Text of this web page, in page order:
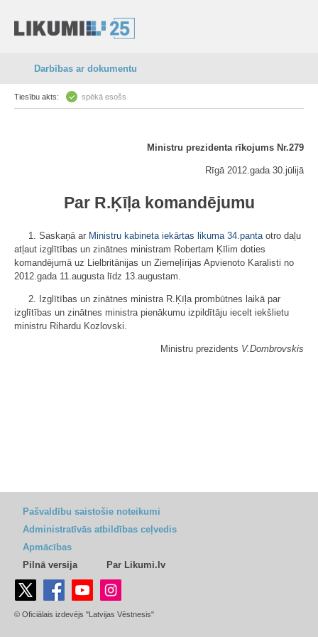
Darbības ar dokumentu
Tiesību akts: spēkā esošs
Ministru prezidenta rīkojums Nr.279
Rīgā 2012.gada 30.jūlijā
Par R.Ķīļa komandējumu
1. Saskaņā ar Ministru kabineta iekārtas likuma 34.pantaotro daļu
atļaut izglītības un zinātnes ministram Robertam Ķīlim doties
komandējumā uz Lielbritānijas un Ziemeļīrijas Apvienoto Karalisti no
2012.gada 11.augusta līdz 13.augustam.
2. Izglītības un zinātnes ministra R.Ķīļa prombūtnes laikā par
izglītības un zinātnes ministra pienākumu izpildītāju iecelt iekšlietu
ministru Rihardu Kozlovski.
Ministru prezidents V.Dombrovskis
Pašvaldību saistošie noteikumi
Administratīvās atbildības ceļvedis
Apmācības
Pilnā versija
Par Likumi.lv
© Oficiālais izdevējs "Latvijas Vēstnesis"